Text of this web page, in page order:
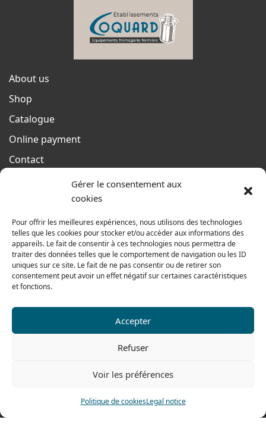
Gérer le consentement aux
cookies
Pour offrir les meilleures expériences, nous utilisons des technologies
telles que les cookies pour stocker et/ou accéder aux informations des
appareils. Le fait de consentir à ces technologies nous permettra de
traiter des données telles que le comportement de navigation ou les ID
uniques sur ce site. Le fait de ne pas consentir ou de retirer son
consentement peut avoir un effet négatif sur certaines caractéristiques
et fonctions.
Accepter
Refuser
Voir les préférences
Politique de cookiesLegal notice
About us
Shop
Catalogue
Online payment
Contact
Terms of sales
From monday to thursday
On friday
From 8h to 12h30 and from 13h30 to 16h
Fax: 0033 474 62 81 69
478 rue Alexandre Richetta